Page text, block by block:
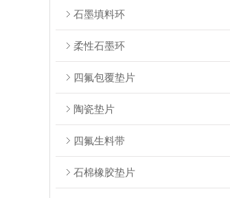
石墨填料环
柔性石墨环
四氟包覆垫片
陶瓷垫片
四氟生料带
石棉橡胶垫片